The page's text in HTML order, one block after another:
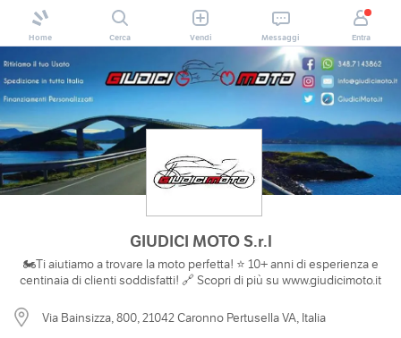
Home Cerca Vendi Messaggi Entra
GIUDICI MOTO S.r.l
🏍️Ti aiutiamo a trovare la moto perfetta! ⭐ 10+ anni di esperienza e
centinaia di clienti soddisfatti! 🔗 Scopri di più su www.giudicimoto.it
Via Bainsizza, 800, 21042 Caronno Pertusella VA, Italia